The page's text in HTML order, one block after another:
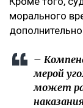
морального
–
мерой
может